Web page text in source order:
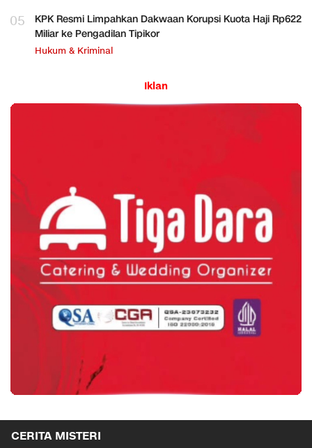
05
KPK Resmi Limpahkan Dakwaan Korupsi Kuota Haji Rp622
Miliar ke Pengadilan Tipikor
Hukum & Kriminal
Iklan
CERITA MISTERI